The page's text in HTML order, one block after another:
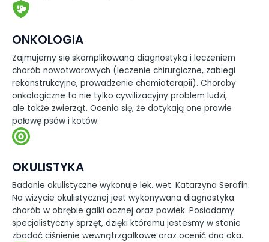
ONKOLOGIA
Zajmujemy się skomplikowaną diagnostyką i leczeniem
chorób nowotworowych (leczenie chirurgiczne, zabiegi
rekonstrukcyjne, prowadzenie chemioterapii). Choroby
onkologiczne to nie tylko cywilizacyjny problem ludzi,
ale także zwierząt. Ocenia się, że dotykają one prawie
połowę psów i kotów.
OKULISTYKA
Badanie okulistyczne wykonuje lek. wet. Katarzyna Serafin.
Na wizycie okulistycznej jest wykonywana diagnostyka
chorób w obrębie gałki ocznej oraz powiek. Posiadamy
specjalistyczny sprzęt, dzięki któremu jesteśmy w stanie
zbadać ciśnienie wewnątrzgałkowe oraz ocenić dno oka.